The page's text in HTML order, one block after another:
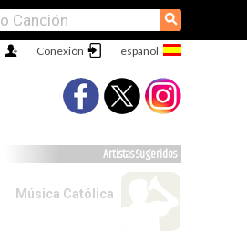
⚲
Conexión
Artistas Sugeridos
Música Católica